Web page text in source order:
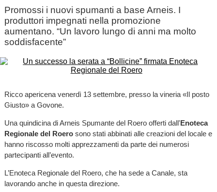
Promossi i nuovi spumanti a base Arneis. I
produttori impegnati nella promozione
aumentano. “Un lavoro lungo di anni ma molto
soddisfacente”
Ricco apericena venerdì 13 settembre, presso la vineria «Il posto
Giusto» a Govone.
Una quindicina di Arneis Spumante del Roero offerti dall'Enoteca
Regionale del Roero sono stati abbinati alle creazioni del locale e
hanno riscosso molti apprezzamenti da parte dei numerosi
partecipanti all’evento.
L’Enoteca Regionale del Roero, che ha sede a Canale, sta
lavorando anche in questa direzione.